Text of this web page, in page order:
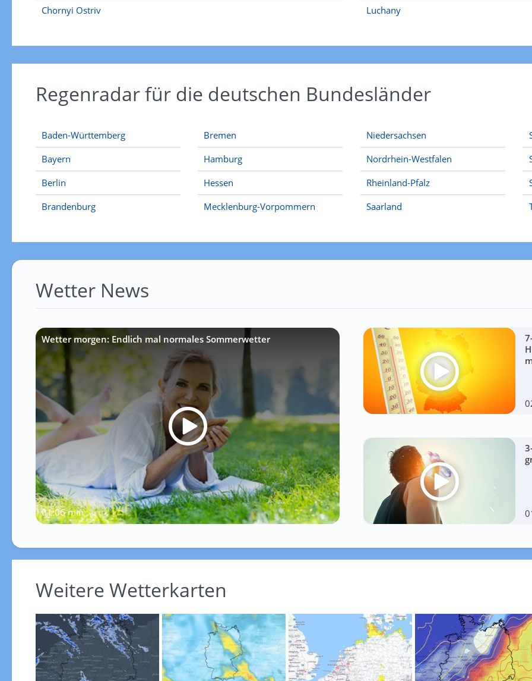
Chornyi Ostriv
Luchany
Regenradar für die deutschen Bundesländer
Baden-Württemberg
Bayern
Berlin
Brandenburg
Bremen
Hamburg
Hessen
Mecklenburg-Vorpommern
Niedersachsen
Nordrhein-Westfalen
Rheinland-Pfalz
Saarland
Wetter News
Wetter morgen: Endlich mal normales Sommerwetter
01:06 min
Weitere Wetterkarten